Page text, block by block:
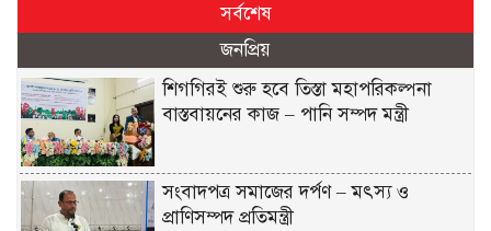
সর্বশেষ
জনপ্রিয়
শিগগিরই শুরু হবে তিস্তা মহাপরিকল্পনা
বাস্তবায়নের কাজ – পানি সম্পদ মন্ত্রী
সংবাদপত্র সমাজের দর্পণ – মৎস্য ও
প্রাণিসম্পদ প্রতিমন্ত্রী